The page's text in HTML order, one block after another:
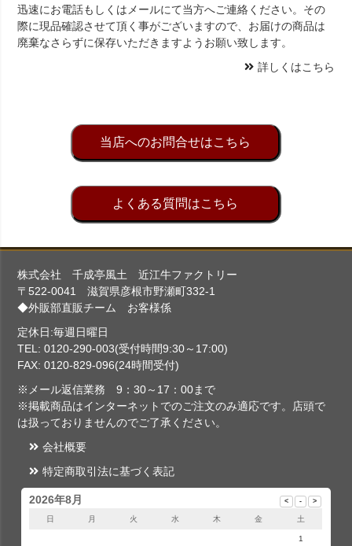
迅速にお電話もしくはメールにて当方へご連絡ください。その
際に現品確認させて頂く事がございますので、お届けの商品は
廃棄なさらずに保存いただきますようお願い致します。
詳しくはこちら
当店へのお問合せはこちら
よくある質問はこちら
株式会社 千成亭風土 近江牛ファクトリー
〒522-0041 滋賀県彦根市野瀬町332-1
◆外販部直販チーム お客様係
定休日:毎週日曜日
TEL: 0120-290-003(受付時間9:30～17:00)
FAX: 0120-829-096(24時間受付)
※メール返信業務 9：30～17：00まで
※掲載商品はインターネットでのご注文のみ適応です。店頭で
は扱っておりませんのでご了承ください。
会社概要
特定商取引法に基づく表記
2026年8月
日 月 火 水 木 金 土
1